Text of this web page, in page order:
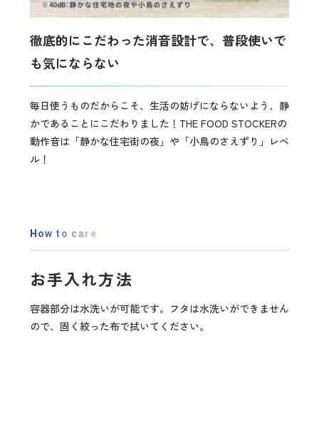
徹底的にこだわった消音設計で、普段使いで
も気にならない
毎日使うものだからこそ、生活の妨げにならないよう、静
かであることにこだわりました！THE FOOD STOCKERの
動作音は「静かな住宅街の夜」や「小鳥のさえずり」レベ
ル！
How to care
お手入れ方法
容器部分は水洗いが可能です。フタは水洗いができません
ので、固く絞った布で拭いてください。